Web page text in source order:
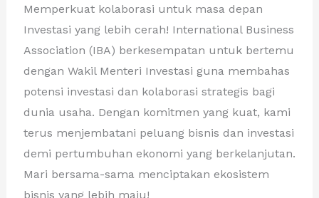
Memperkuat kolaborasi untuk masa depan
Investasi yang lebih cerah! International Business
Association (IBA) berkesempatan untuk bertemu
dengan Wakil Menteri Investasi guna membahas
potensi investasi dan kolaborasi strategis bagi
dunia usaha. Dengan komitmen yang kuat, kami
terus menjembatani peluang bisnis dan investasi
demi pertumbuhan ekonomi yang berkelanjutan.
Mari bersama-sama menciptakan ekosistem
bisnis yang lebih maju!